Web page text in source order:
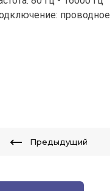
проводное
Предыдущий